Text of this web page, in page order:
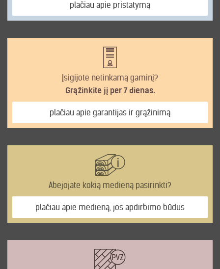
plačiau apie pristatymą
Įsigijote netinkamą gaminį?
Grąžinkite jį per 7 dienas.
plačiau apie garantijas ir grąžinimą
Abejojate kokią medieną pasirinkti?
plačiau apie medieną, jos apdirbimo būdus